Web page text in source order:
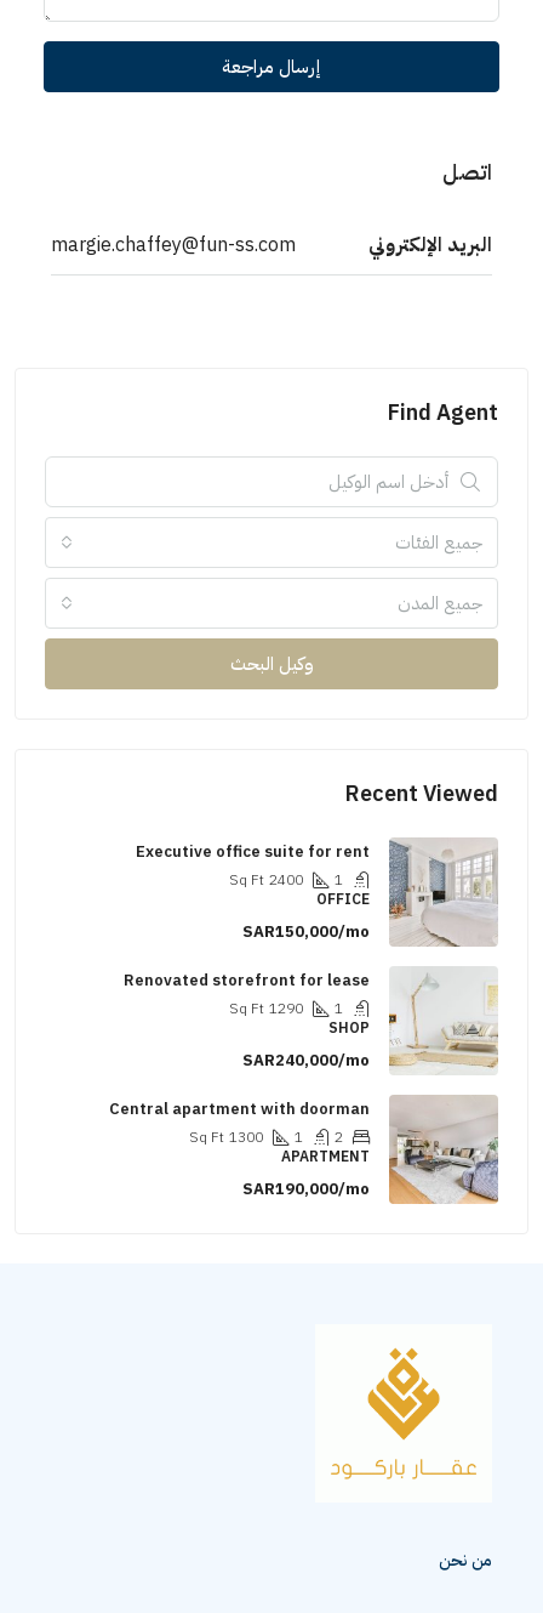
إرسال مراجعة
اتصل
البريد الإلكتروني margie.chaffey@fun-ss.com
Find Agent
جميع الفئات
جميع المدن
وكيل البحث
Recent Viewed
Executive office suite for rent
2400
Sq Ft
OFFICE
SAR150,000/mo
Renovated storefront for lease
1290
Sq Ft
SHOP
SAR240,000/mo
Central apartment with doorman
1300
Sq Ft
APARTMENT
SAR190,000/mo
من نحن